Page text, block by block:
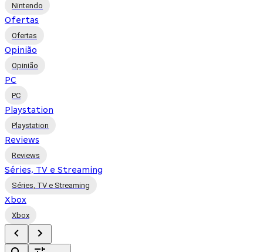
Nintendo
Ofertas
Ofertas
Opinião
Opinião
PC
PC
Playstation
Playstation
Reviews
Reviews
Séries, TV e Streaming
Séries, TV e Streaming
Xbox
Xbox